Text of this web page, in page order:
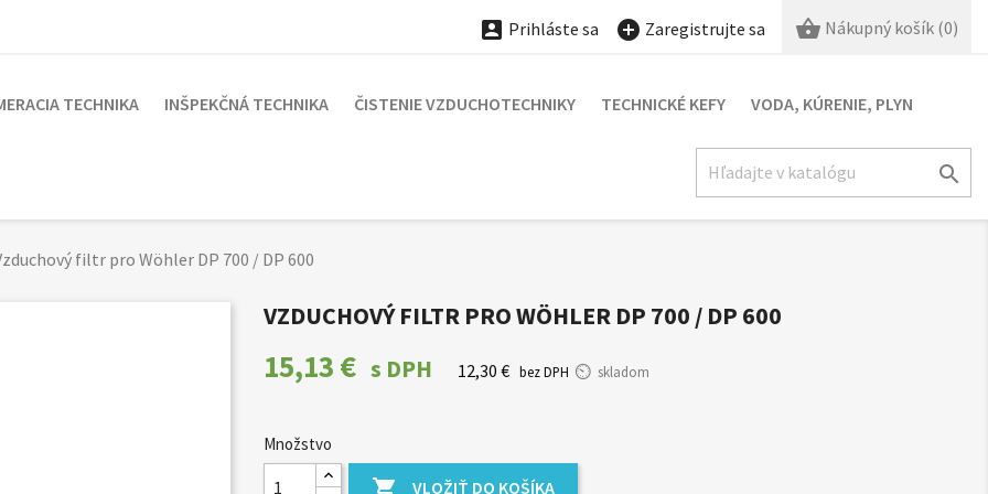
 Prihláste sa  Zaregistrujte sa  Nákupný košík (0)
TECHNIKA INŠPEKČNÁ TECHNIKA ČISTENIE VZDUCHOTECHNIKY TECHNICKÉ KEFY VODA, KÚRENIE, PLYN

filtr pro Wöhler DP 700 / DP 600
VZDUCHOVÝ FILTR PRO WÖHLER DP 700 / DP 600
15,13 € s DPH 12,30 € bez DPH skladom
Množstvo
VLOŽIŤ DO KOŠÍKA